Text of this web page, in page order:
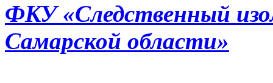
ФКУ «Следственный
Самарской области»